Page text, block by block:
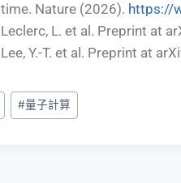
time. Nature (2026). https://
Leclerc, L. et al. Preprint at
Lee, Y.-T. et al. Preprint at
#量子計算